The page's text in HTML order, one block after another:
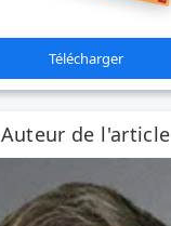
Télécharger
Auteur de l'article